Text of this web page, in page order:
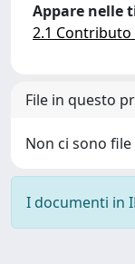
Appare nelle
2.1 Contributo
File in questo
Non ci sono
I documenti in